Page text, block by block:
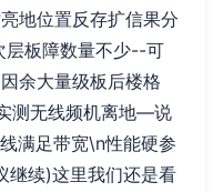
地位置反存扩信果分
层板障数量不少--可
余大量级板后楼格
测无线频机离地—说
满足带宽\n性能硬参
续)这里我们还是看